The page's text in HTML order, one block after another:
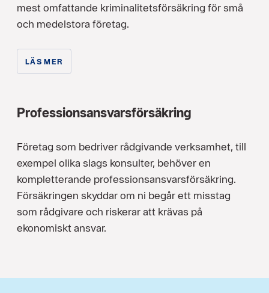
mest omfattande kriminalitetsförsäkring för små
och medelstora företag.
LÄS MER
Professionsansvarsförsäkring
Företag som bedriver rådgivande verksamhet, till
exempel olika slags konsulter, behöver en
kompletterande professionsansvarsförsäkring.
Försäkringen skyddar om ni begår ett misstag
som rådgivare och riskerar att krävas på ​
ekonomiskt ansvar.